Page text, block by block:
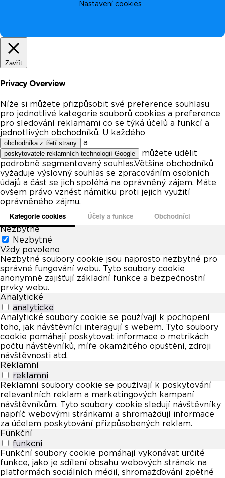
Nastavení cookies
Zavřít
Privacy Overview
Níže si můžete přizpůsobit své preference souhlasu
pro jednotlivé kategorie souborů cookies a preference
pro sledování reklamami co se týká účelů a funkcí a
jednotlivých obchodníků. U každého
obchodníka z třetí strany a
poskytovatele reklamních technologií Google
můžete udělit
podrobně segmentovaný souhlas.Většina obchodníků
vyžaduje výslovný souhlas se zpracováním osobních
údajů a část se jich spoléhá na oprávněný zájem. Máte
ovšem právo vznést námitku proti jejich využití
oprávněného zájmu.
Kategorie cookies Účely a funkce Obchodníci
Nezbytné
Nezbytné
Vždy povoleno
Nezbytné soubory cookie jsou naprosto nezbytné pro
správné fungování webu. Tyto soubory cookie
anonymně zajišťují základní funkce a bezpečnostní
prvky webu.
Analytické
analyticke
Analytické soubory cookie se používají k pochopení
toho, jak návštěvníci interagují s webem. Tyto soubory
cookie pomáhají poskytovat informace o metrikách
počtu návštěvníků, míře okamžitého opuštění, zdroji
návštěvnosti atd.
Reklamní
reklamni
Reklamní soubory cookie se používají k poskytování
relevantních reklam a marketingových kampaní
návštěvníkům. Tyto soubory cookie sledují návštěvníky
napříč webovými stránkami a shromažďují informace
za účelem poskytování přizpůsobených reklam.
Funkční
funkcni
Funkční soubory cookie pomáhají vykonávat určité
funkce, jako je sdílení obsahu webových stránek na
platformách sociálních médií, shromažďování zpětné